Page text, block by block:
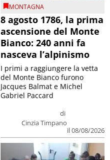
MONTAGNA
8 agosto 1786, la prima
ascensione del Monte
Bianco: 240 anni fa
nasceva l’alpinismo
di
Cinzia Timpano
il 08/08/2026
I primi a raggiungere la vetta
del Monte Bianco furono
Jacques Balmat e Michel
Gabriel Paccard